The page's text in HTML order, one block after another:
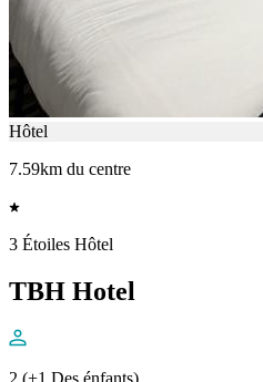
Hôtel
7.59km du centre
3 Étoiles Hôtel
TBH Hotel